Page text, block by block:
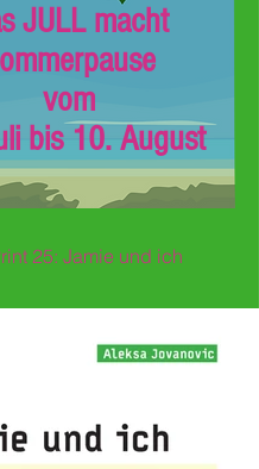
JULL macht
vom
bis 10. August
25: Jamie und ich